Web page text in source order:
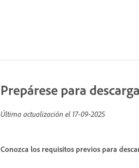
Prepárese para
Última actualización el 17-09-2025
Conozca los requisitos previos para